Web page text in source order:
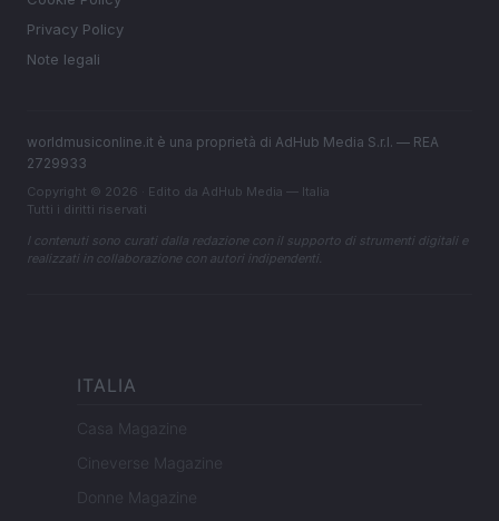
Privacy Policy
Note legali
worldmusiconline.it è una proprietà di AdHub Media S.r.l. — REA
2729933
Copyright © 2026 · Edito da AdHub Media — Italia
Tutti i diritti riservati
I contenuti sono curati dalla redazione con il supporto di strumenti digitali e
realizzati in collaborazione con autori indipendenti.
ITALIA
Casa Magazine
Cineverse Magazine
Donne Magazine